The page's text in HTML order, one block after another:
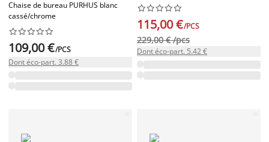
Chaise de bureau PURHUS blanc
cassé/chrome






109,00 €/PCS
Dont éco-part. 3.88 €






115,00 €/PCS
229,00 € /pcs
Dont éco-part. 5.42 €